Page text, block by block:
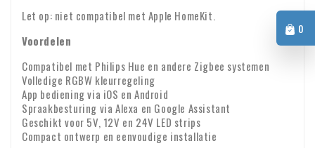
0
Identiteit ondernemen
bestelnummer en eventuele foto's van de schade.
BTW-verlegging voor zakelijke klanten
het mogelijk om de BTW te verleggen. In dat geval rekenen
wij geen BTW over de factuur. Uw BTW-nummer wordt
automatisch gecontroleerd. Werkt uw BTW-nummer niet?
Neem dan even contact met ons op.
Voor vragen over verzending of andere zaken kunt u altijd
vrijblijvend contact opnemen via e-mail:info@xpropool.com
Let op: niet compatibel met Apple HomeKit.
Voordelen
Compatibel met Philips Hue en andere Zigbee systemen
Volledige RGBW kleurregeling
App bediening via iOS en Android
Spraakbesturing via Alexa en Google Assistant
Geschikt voor 5V, 12V en 24V LED strips
Compact ontwerp en eenvoudige installatie